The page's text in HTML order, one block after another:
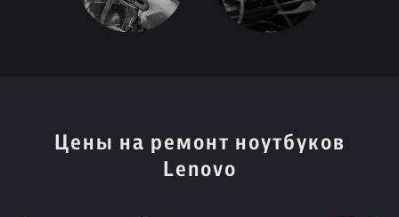
Цены на ремонт ноутбуков
Lenovo